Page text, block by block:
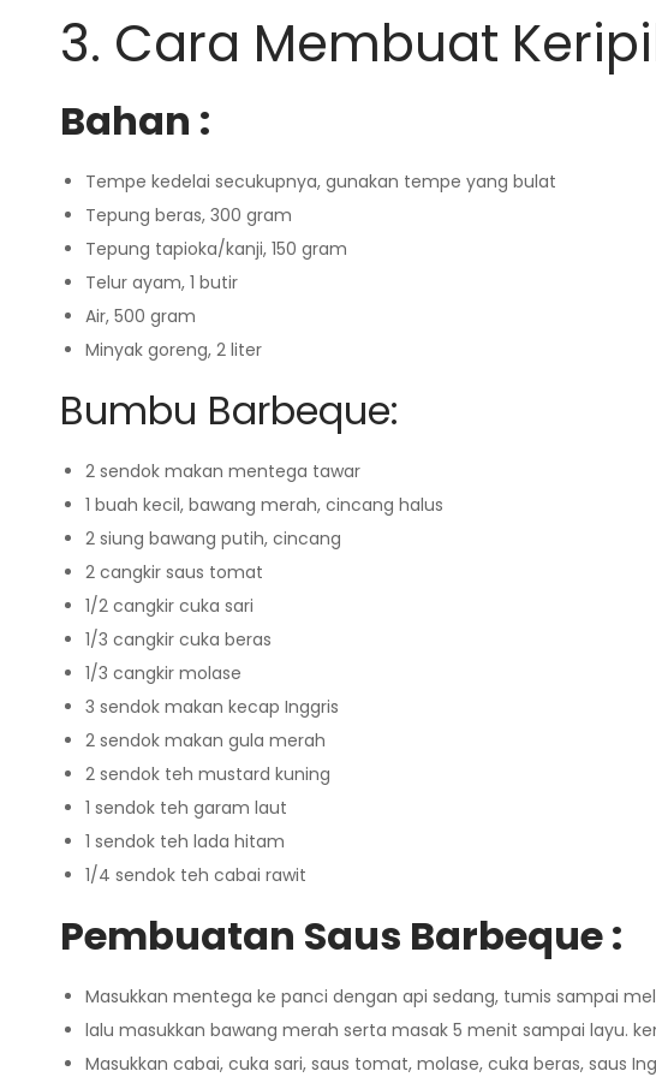
3. Cara Membuat
Bahan :
Tempe kedelai secukupnya, gunakan tempe yang bulat
Tepung beras, 300 gram
Tepung tapioka/kanji, 150 gram
Telur ayam, 1 butir
Air, 500 gram
Minyak goreng, 2 liter
Bumbu Barbeque:
2 sendok makan mentega tawar
1 buah kecil, bawang merah, cincang halus
2 siung bawang putih, cincang
2 cangkir saus tomat
1/2 cangkir cuka sari
1/3 cangkir cuka beras
1/3 cangkir molase
3 sendok makan kecap Inggris
2 sendok makan gula merah
2 sendok teh mustard kuning
1 sendok teh garam laut
1 sendok teh lada hitam
1/4 sendok teh cabai rawit
Pembuatan Saus Barbeque :
Masukkan mentega ke panci dengan api sedang, tumis sampai
lalu masukkan bawang merah serta masak 5 menit sampai layu.
Masukkan cabai, cuka sari, saus tomat, molase, cuka beras, saus